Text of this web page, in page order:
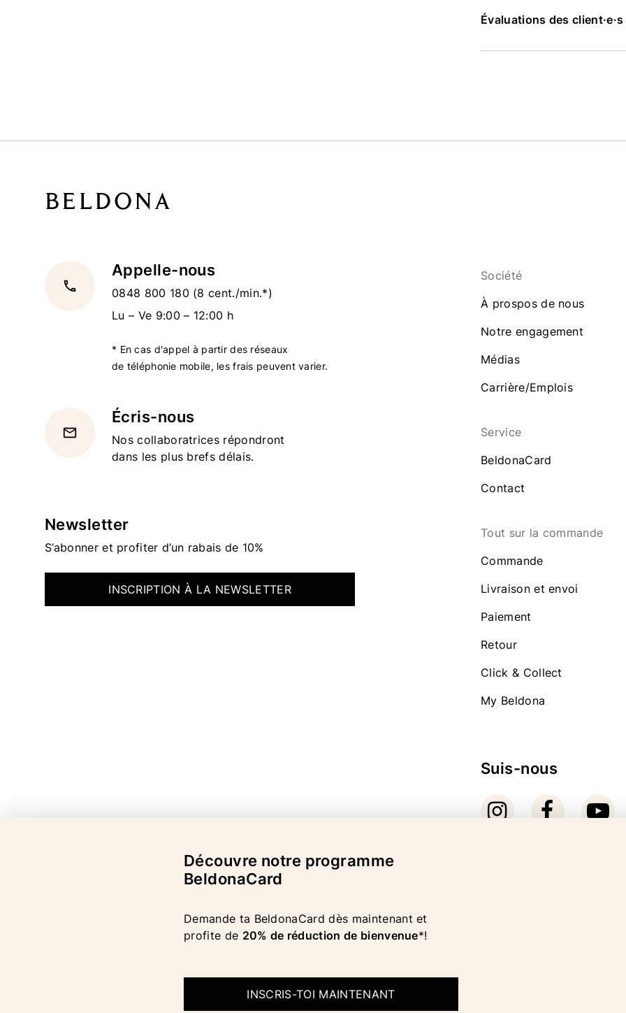
Évaluations des client·e·s
local_phone
Appelle-nous
0848 800 180 (8 cent./min.*)
Lu – Ve 9:00 – 12:00 h
* En cas d'appel à partir des réseaux
de téléphonie mobile, les frais peuvent varier.
email
Écris-nous
Nos collaboratrices répondront
dans les plus brefs délais.
Newsletter
S’abonner et profiter d’un rabais de 10%
INSCRIPTION À LA NEWSLETTER
Société
À prospos de nous
Notre engagement
Médias
Carrière/Emplois
Service
BeldonaCard
Contact
Tout sur la commande
Commande
Livraison et envoi
Paiement
Retour
Click & Collect
My Beldona
Suis-nous
Découvre notre programme
BeldonaCard
Demande ta BeldonaCard dès maintenant et
profite de 20% de réduction de bienvenue*!
INSCRIS-TOI MAINTENANT